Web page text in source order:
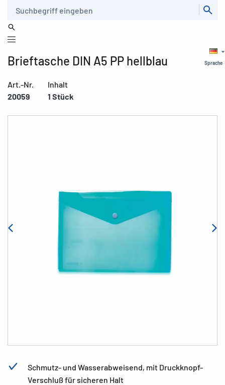
Sprache
Brieftasche DIN A5 PP hellblau
Art.-Nr.
20059
Inhalt
1 Stück
Schmutz- und Wasserabweisend, mit Druckknopf-
Verschluß für sicheren Halt